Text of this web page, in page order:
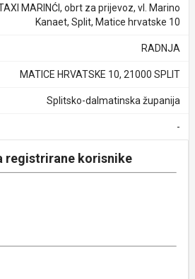
MARINĆI, obrt za prijevoz, vl. Marino
Kanaet, Split, Matice hrvatske 10
RADNJA
MATICE HRVATSKE 10, 21000 SPLIT
Splitsko-dalmatinska županija
-
registrirane korisnike